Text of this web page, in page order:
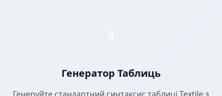
Генератор Таблиць